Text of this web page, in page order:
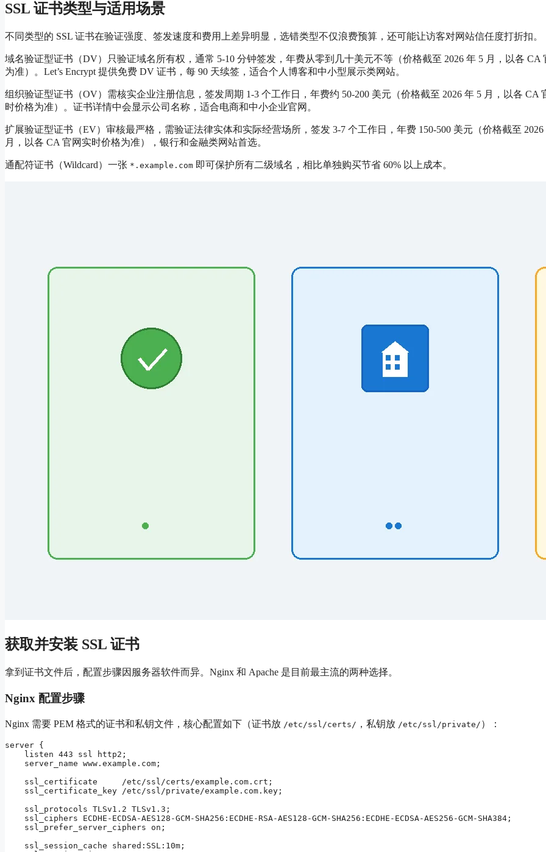
SSL 证书类型与适用场景
不同类型的 SSL 证书在验证强度、签发速度和费用上差异明显，选错类型不仅浪费预算，还可能让访客对网站信任度打折扣。
域名验证型证书（DV）只验证域名所有权，通常 5-10 分钟签发，年费从零到几十美元不等（价格截至 2026 年 5 月，以各 CA
为准）。Let’s Encrypt 提供免费 DV 证书，每 90 天续签，适合个人博客和中小型展示类网站。
组织验证型证书（OV）需核实企业注册信息，签发周期 1-3 个工作日，年费约 50-200 美元（价格截至 2026 年 5 月，以各 CA
时价格为准）。证书详情中会显示公司名称，适合电商和中小企业官网。
扩展验证型证书（EV）审核最严格，需验证法律实体和实际经营场所，签发 3-7 个工作日，年费 150-500 美元（价格截至 2026
月，以各 CA 官网实时价格为准），银行和金融类网站首选。
通配符证书（Wildcard）一张 *.example.com 即可保护所有二级域名，相比单独购买节省 60% 以上成本。
获取并安装 SSL 证书
拿到证书文件后，配置步骤因服务器软件而异。Nginx 和 Apache 是目前最主流的两种选择。
Nginx 配置步骤
Nginx 需要 PEM 格式的证书和私钥文件，核心配置如下（证书放 /etc/ssl/certs/ ，私钥放 /etc/ssl/private/ ）：
server {
    listen 443 ssl http2;
    server_name www.example.com;
    ssl_certificate     /etc/ssl/certs/example.com.crt;
    ssl_certificate_key /etc/ssl/private/example.com.key;
    ssl_protocols TLSv1.2 TLSv1.3;
    ssl_ciphers ECDHE-ECDSA-AES128-GCM-SHA256:ECDHE-RSA-AES128-GCM-SHA256:ECDHE-ECDSA-AES256-GCM-SHA384;
    ssl_prefer_server_ciphers on;
    ssl_session_cache shared:SSL:10m;